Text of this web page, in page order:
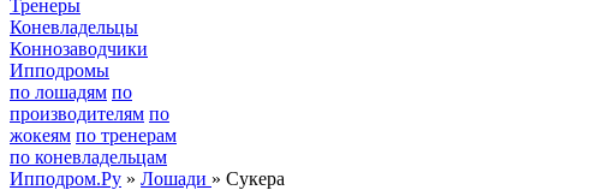
Тренеры
Коневладельцы
Коннозаводчики
Ипподромы
по лошадям по
производителям по
жокеям по тренерам
по коневладельцам
Ипподром.Ру » Лошади » Сукера